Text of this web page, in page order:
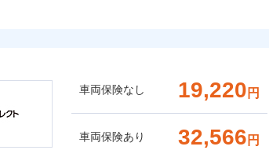
車両保険なし 19,220 円
車両保険あり 32,566 円